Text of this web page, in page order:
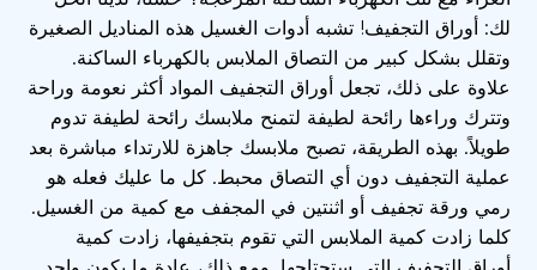
لك: أوراق التجفيف! تشبه أدوات الغسيل هذه المناديل الصغيرة
وتقلل بشكل كبير من التصاق الملابس بالكهرباء الساكنة.
علاوة على ذلك، تجعل أوراق التجفيف المواد أكثر نعومة وراحة
وتترك وراءها رائحة لطيفة لتمنح ملابسك رائحة لطيفة تدوم
طويلاً. بهذه الطريقة، تصبح ملابسك جاهزة للارتداء مباشرة بعد
عملية التجفيف دون أي التصاق محبط. كل ما عليك فعله هو
رمي ورقة تجفيف أو اثنتين في المجفف مع كمية من الغسيل.
كلما زادت كمية الملابس التي تقوم بتجفيفها، زادت كمية